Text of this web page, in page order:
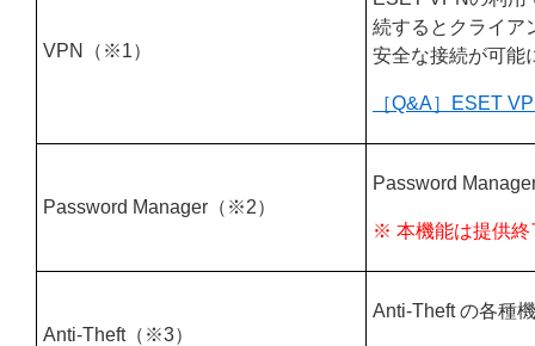
VPN（※1）
続するとクライア
安全な接続が可能
［Q&A］ESET
Password Manager（※2）
Password
※ 本機能は提供終
Anti-Theft（※3）
Anti-Theft の各種